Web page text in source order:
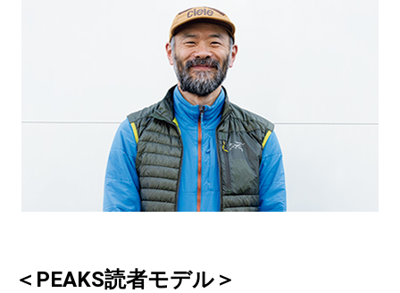
＜PEAKS読者モデル＞